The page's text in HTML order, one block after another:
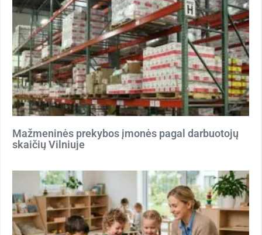
Mažmeninės prekybos įmonės pagal darbuotojų
skaičių Vilniuje